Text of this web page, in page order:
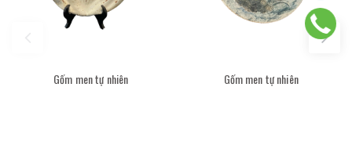
Gốm men tự nhiên Gốm men tự nhiên